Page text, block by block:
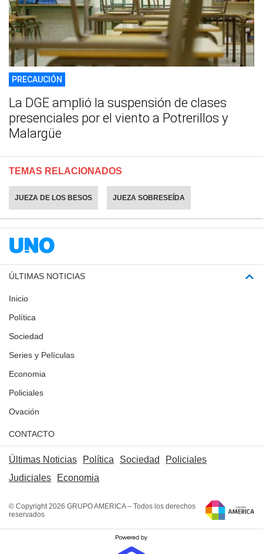
PRECAUCIÓN
La DGE amplió la suspensión de clases
presenciales por el viento a Potrerillos y
Malargüe
TEMAS RELACIONADOS
JUEZA DE LOS BESOS JUEZA SOBRESEÍDA
ÚLTIMAS NOTICIAS
Inicio
Política
Sociedad
Series y Películas
Economia
Policiales
Ovación
CONTACTO
Últimas Noticias Política Sociedad
Policiales
Judiciales
Economia
© Copyright 2026 GRUPO AMERICA – Todos los derechos
reservados